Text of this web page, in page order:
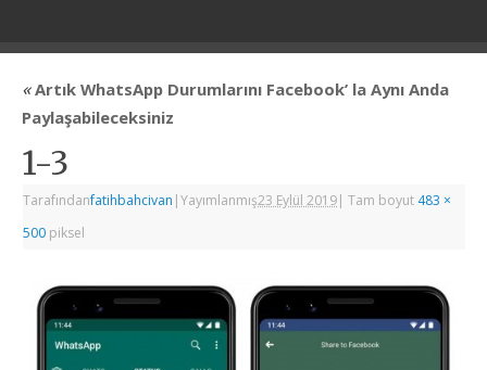
«Artık WhatsApp Durumlarını Facebook’ la Aynı Anda
Paylaşabileceksiniz
1-3
Tarafındanfatihbahcivan |Yayımlanmış23 Eylül 2019| Tam boyut 483 ×
500 piksel